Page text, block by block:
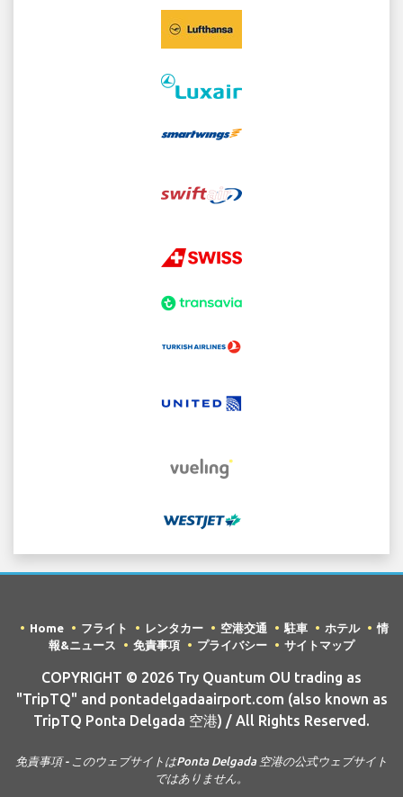
Home フライト レンタカー 空港交通 駐車 ホテル
情
報&ニュース
免責事項 プライバシー サイトマップ
COPYRIGHT © 2026 Try Quantum OU trading as
"TripTQ" and pontadelgadaairport.com (also known as
TripTQ Ponta Delgada 空港) / All Rights Reserved.
免責事項 - このウェブサイトはPonta Delgada 空港の公式ウェブサイト
ではありません。